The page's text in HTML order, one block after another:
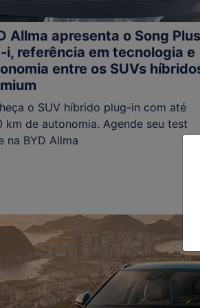
Allma apresenta o Song Plus
i, referência em tecnologia e
entre os SUVs
o SUV híbrido plug-in com até
km de autonomia. Agende seu test
na BYD Allma